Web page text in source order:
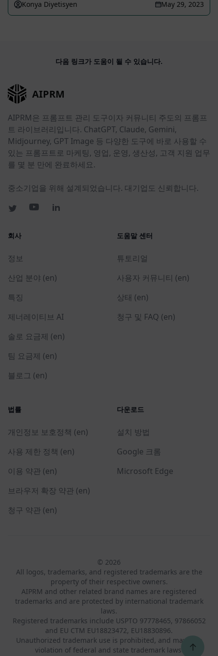
Konya Diyetisyen May 29, 2023
다음 링크가 도움이 될 수 있습니다.
AIPRM
AIPRM은 프롬프트 관리 도구이자 커뮤니티 주도의 프롬프
트 라이브러리입니다. ChatGPT, Claude, Gemini,
Midjourney, GPT Image 등 다양한 도구에 바로 사용할 수
있는 프롬프트로 마케팅, 영업, 운영, 생산성, 고객 지원 업무
를 몇 분 만에 완료하세요.
중소기업을 위해 설계되었습니다. 대기업도 신뢰합니다.
회사
정보
산업 분야 (en)
특징
제너레이티브 AI
솔로 요금제 (en)
팀 요금제 (en)
블로그 (en)
도움말 센터
튜토리얼
사용자 커뮤니티 (en)
상태 (en)
청구 및 FAQ (en)
법률
개인정보 보호정책 (en)
사용 제한 정책 (en)
이용 약관 (en)
브라우저 확장 약관 (en)
청구 약관 (en)
다운로드
설치 방법
Google 크롬
Microsoft Edge
© 2026
All logos, trademarks, and registered trademarks are the
property of their respective owners.
AIPRM and other related brand names are registered
trademarks and are protected by international trademark
laws.
Registered trademarks include USPTO 97778465, 97866052
and EU CTM EU18823472, EU18830896.
Unauthorized trademark use is prohibited, and may be a
violation of federal and state trademark laws.
↑